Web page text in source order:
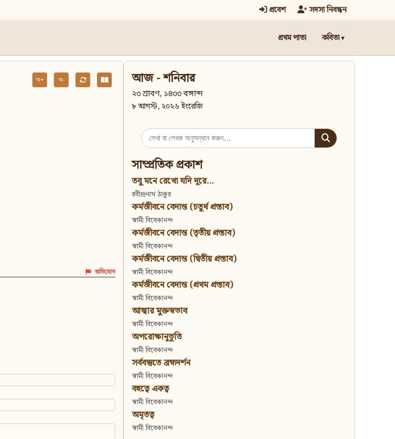
প্রবেশ সদস্য নিবন্ধন
প্রথম পাতা কবিতা
অ+ অ-
অভিযোগ
আজ - শনিবার
২৩ শ্রাবণ, ১৪৩৩ বঙ্গাব্দ
৮ আগস্ট, ২০২৬ ইংরেজি
Search
for:
সাম্প্রতিক প্রকাশ
তবু মনে রেখো যদি দূরে...
রবীন্দ্রনাথ ঠাকুর
কর্মজীবনে বেদান্ত (চতুর্থ প্রস্তাব)
স্বামী বিবেকানন্দ
কর্মজীবনে বেদান্ত (তৃতীয় প্রস্তাব)
স্বামী বিবেকানন্দ
কর্মজীবনে বেদান্ত (দ্বিতীয় প্রস্তাব)
স্বামী বিবেকানন্দ
কর্মজীবনে বেদান্ত (প্রথম প্রস্তাব)
স্বামী বিবেকানন্দ
আত্মার মুক্তস্বভাব
স্বামী বিবেকানন্দ
অপরোক্ষানুভূতি
স্বামী বিবেকানন্দ
সর্ববস্তুতে ব্রহ্মদর্শন
স্বামী বিবেকানন্দ
বহুত্বে একত্ব
স্বামী বিবেকানন্দ
অমৃতত্ব
স্বামী বিবেকানন্দ